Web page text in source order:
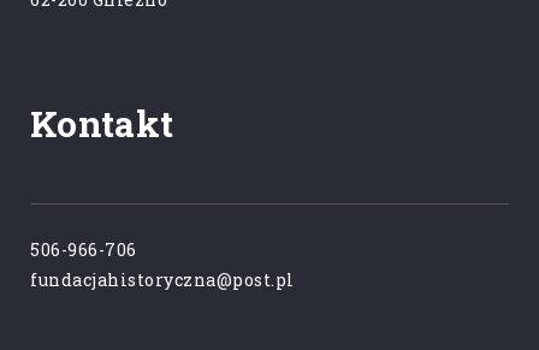
Kontakt
506-966-706
fundacjahistoryczna@post.pl